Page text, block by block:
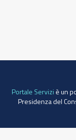
Portale Servizi è un
Presidenza del